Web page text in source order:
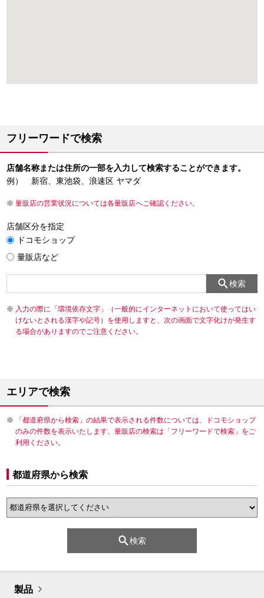
フリーワードで検索
店舗名称または住所の一部を入力して検索することができます。
例） 新宿、東池袋、浪速区 ヤマダ
量販店の営業状況については各量販店へご確認ください。
店舗区分を指定
ドコモショップ
量販店など
検索
入力の際に「環境依存文字」（一般的にインターネットにおいて使ってはい
けないとされる漢字や記号）を使用しますと、次の画面で文字化けが発生す
る場合がありますのでご注意ください。
エリアで検索
「都道府県から検索」の結果で表示される件数については、ドコモショップ
のみの件数を表示いたします。量販店の検索は「フリーワードで検索」をご
利用ください。
都道府県から検索
検索
製品